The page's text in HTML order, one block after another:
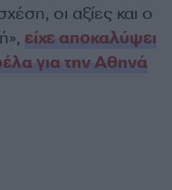
οι αξίες και ο
είχε αποκαλύψει
για την Αθηνά